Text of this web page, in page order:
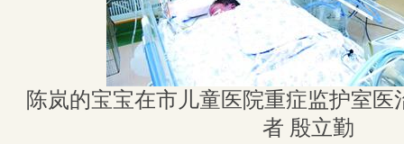
陈岚的宝宝在市儿童医院重症监护室
者 殷立勤